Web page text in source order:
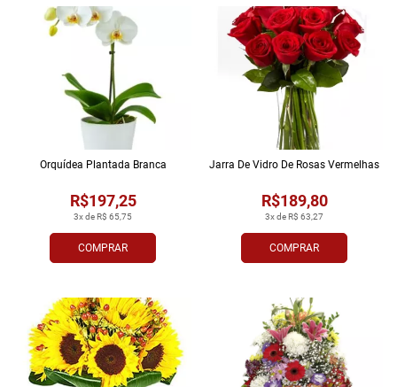
COMPRAR
3x de R$ 65,75
R$197,25
Orquídea Plantada Branca
COMPRAR
3x de R$ 63,27
R$189,80
Jarra De Vidro De Rosas Vermelhas